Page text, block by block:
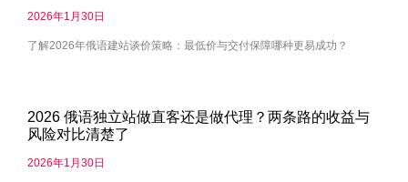
2026年1月30日
了解2026年俄语建站谈价策略：最低价与交付保障哪种更易成功？
2026 俄语独立站做直客还是做代理？两条路的收益与
风险对比清楚了
2026年1月30日